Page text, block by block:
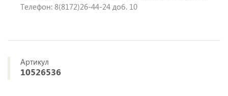
Телефон: 8(8172)26-44-24 доб. 10
Артикул
10526536